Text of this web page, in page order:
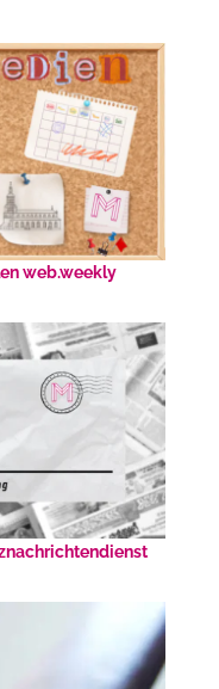
web.weekly